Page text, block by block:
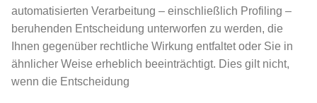
automatisierten Verarbeitung – einschließlich Profiling –
beruhenden Entscheidung unterworfen zu werden, die
Ihnen gegenüber rechtliche Wirkung entfaltet oder Sie in
ähnlicher Weise erheblich beeinträchtigt. Dies gilt nicht,
wenn die Entscheidung